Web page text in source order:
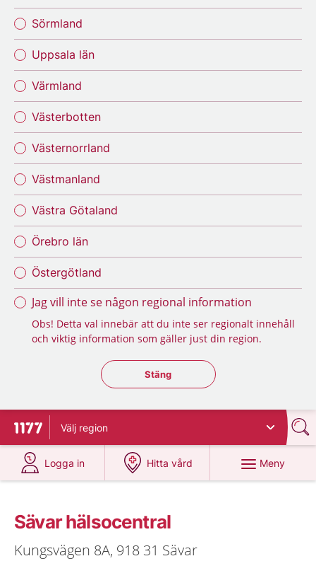
Sörmland
Uppsala län
Värmland
Västerbotten
Västernorrland
Västmanland
Västra Götaland
Örebro län
Östergötland
Jag vill inte se någon regional information
Obs! Detta val innebär att du inte ser regionalt innehåll
och viktig information som gäller just din region.
Stäng regionsväljaren
Stäng
Till startsidan för 1177
Välj region
Logga in
på 1177.se
Hitta vård
på 1177.se
Meny
Sävar hälsocentral
Kungsvägen 8A, 918 31 Sävar